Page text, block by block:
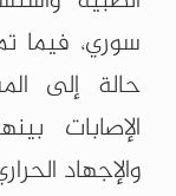
حالة إلى
الإصابات
والإجهاد